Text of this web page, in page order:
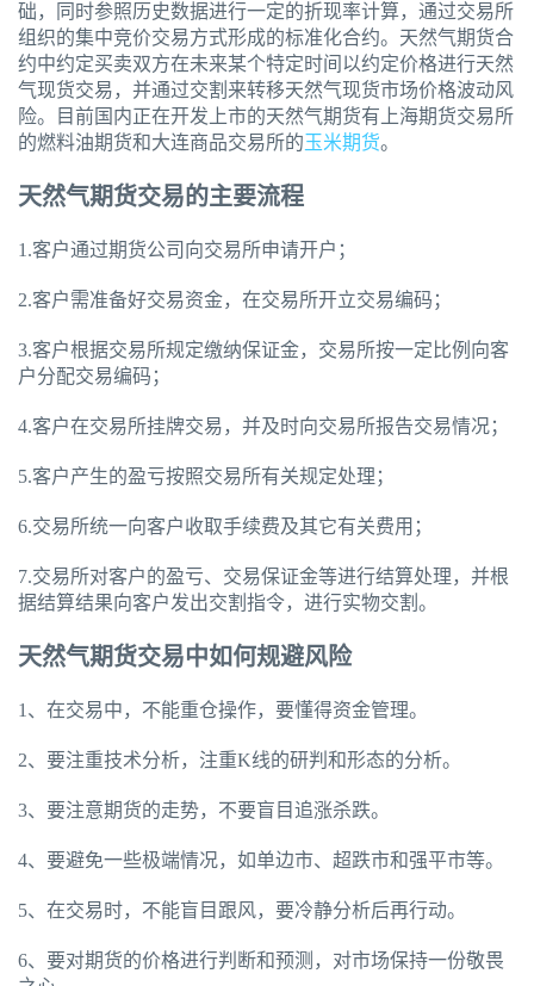
础，同时参照历史数据进行一定的折现率计算，通过交易所
组织的集中竞价交易方式形成的标准化合约。天然气期货合
约中约定买卖双方在未来某个特定时间以约定价格进行天然
气现货交易，并通过交割来转移天然气现货市场价格波动风
险。目前国内正在开发上市的天然气期货有上海期货交易所
的燃料油期货和大连商品交易所的玉米期货。
天然气期货交易的主要流程
1.客户通过期货公司向交易所申请开户；
2.客户需准备好交易资金，在交易所开立交易编码；
3.客户根据交易所规定缴纳保证金，交易所按一定比例向客
户分配交易编码；
4.客户在交易所挂牌交易，并及时向交易所报告交易情况；
5.客户产生的盈亏按照交易所有关规定处理；
6.交易所统一向客户收取手续费及其它有关费用；
7.交易所对客户的盈亏、交易保证金等进行结算处理，并根
据结算结果向客户发出交割指令，进行实物交割。
天然气期货交易中如何规避风险
1、在交易中，不能重仓操作，要懂得资金管理。
2、要注重技术分析，注重K线的研判和形态的分析。
3、要注意期货的走势，不要盲目追涨杀跌。
4、要避免一些极端情况，如单边市、超跌市和强平市等。
5、在交易时，不能盲目跟风，要冷静分析后再行动。
6、要对期货的价格进行判断和预测，对市场保持一份敬畏